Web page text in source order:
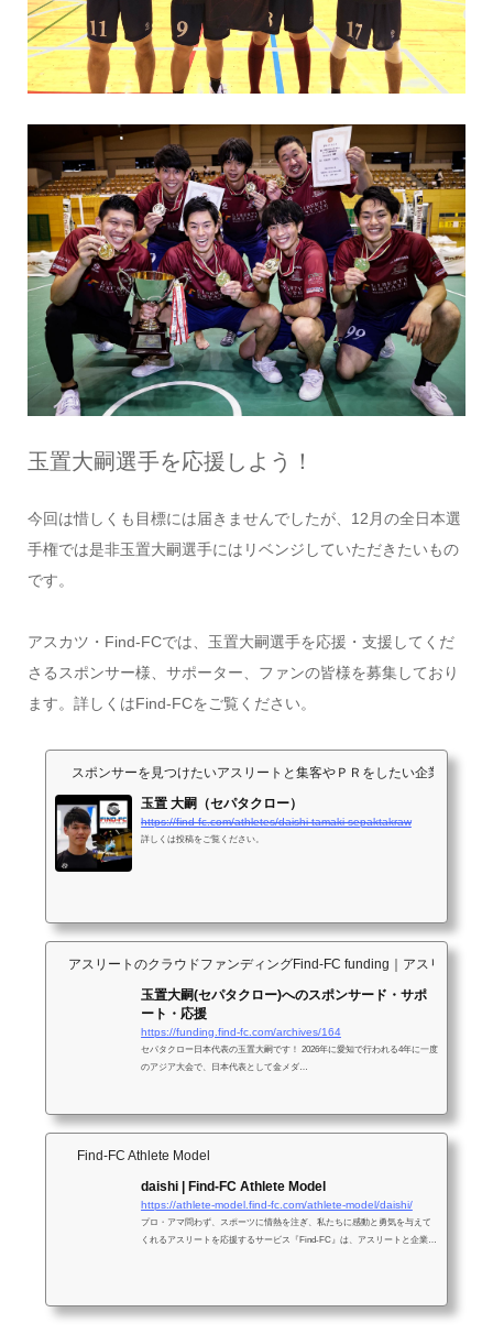
玉置大嗣選手を応援しよう！
今回は惜しくも目標には届きませんでしたが、12月の全日本選
手権では是非玉置大嗣選手にはリベンジしていただきたいもの
です。
アスカツ・Find-FCでは、玉置大嗣選手を応援・支援してくだ
さるスポンサー様、サポーター、ファンの皆様を募集しており
ます。詳しくはFind-FCをご覧ください。
スポンサーを見つけたいアスリートと集客やＰＲをしたい企業が出会
玉置 大嗣（セパタクロー）
https://find-fc.com/athletes/daishi-tamaki-sepaktakraw
詳しくは投稿をご覧ください。
アスリートのクラウドファンディングFind-FC funding｜アスリート・
玉置大嗣(セパタクロー)へのスポンサード・サポ
ート・応援
https://funding.find-fc.com/archives/164
セパタクロー日本代表の玉置大嗣です！ 2026年に愛知で行われる4年に一度
のアジア大会で、日本代表として金メダ…
Find-FC Athlete Model
daishi | Find-FC Athlete Model
https://athlete-model.find-fc.com/athlete-model/daishi/
プロ・アマ問わず、スポーツに情熱を注ぎ、私たちに感動と勇気を与えて
くれるアスリートを応援するサービス『Find-FC』は、アスリートと企業を